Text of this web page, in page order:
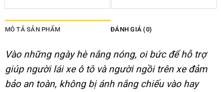
MÔ TẢ SẢN PHẨM ĐÁNH GIÁ (0)
Vào những ngày hè nắng nóng, oi bức để hỗ trợ
giúp người lái xe ô tô và người ngồi trên xe đảm
bảo an toàn, không bị ánh nắng chiếu vào hay